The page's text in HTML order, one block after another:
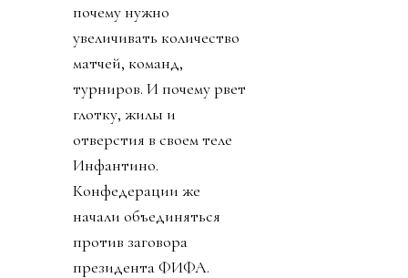
почему нужно
увеличивать количество
матчей, команд,
турниров. И почему рвет
глотку, жилы и
отверстия в своем теле
Инфантино.
Конфедерации же
начали объединяться
против заговора
президента ФИФА.